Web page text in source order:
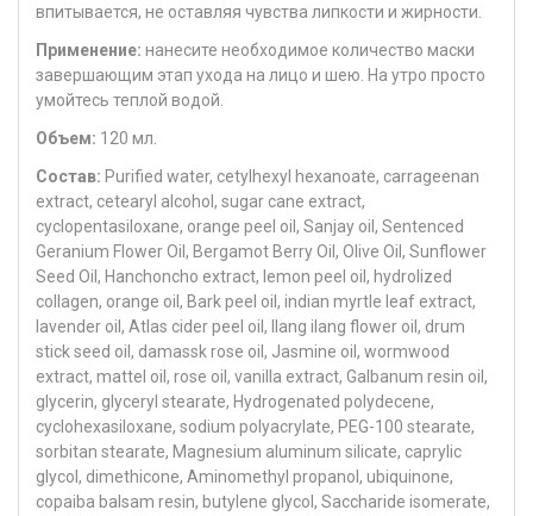
впитывается, не оставляя чувства липкости и жирности.
Применение: нанесите необходимое количество маски
завершающим этап ухода на лицо и шею. На утро просто
умойтесь теплой водой.
Объем: 120 мл.
Состав: Purified water, cetylhexyl hexanoate, carrageenan
extract, cetearyl alcohol, sugar cane extract,
cyclopentasiloxane, orange peel oil, Sanjay oil, Sentenced
Geranium Flower Oil, Bergamot Berry Oil, Olive Oil, Sunflower
Seed Oil, Hanchoncho extract, lemon peel oil, hydrolized
collagen, orange oil, Bark peel oil, indian myrtle leaf extract,
lavender oil, Atlas cider peel oil, Ilang ilang flower oil, drum
stick seed oil, damassk rose oil, Jasmine oil, wormwood
extract, mattel oil, rose oil, vanilla extract, Galbanum resin oil,
glycerin, glyceryl stearate, Hydrogenated polydecene,
cyclohexasiloxane, sodium polyacrylate, PEG-100 stearate,
sorbitan stearate, Magnesium aluminum silicate, caprylic
glycol, dimethicone, Aminomethyl propanol, ubiquinone,
copaiba balsam resin, butylene glycol, Saccharide isomerate,